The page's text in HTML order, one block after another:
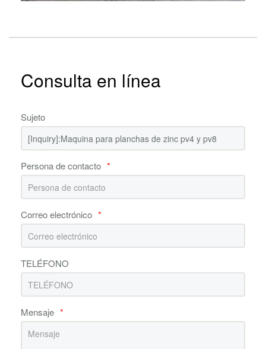
Consulta en línea
Sujeto
Persona de contacto *
Correo electrónico *
TELÉFONO
Mensaje *